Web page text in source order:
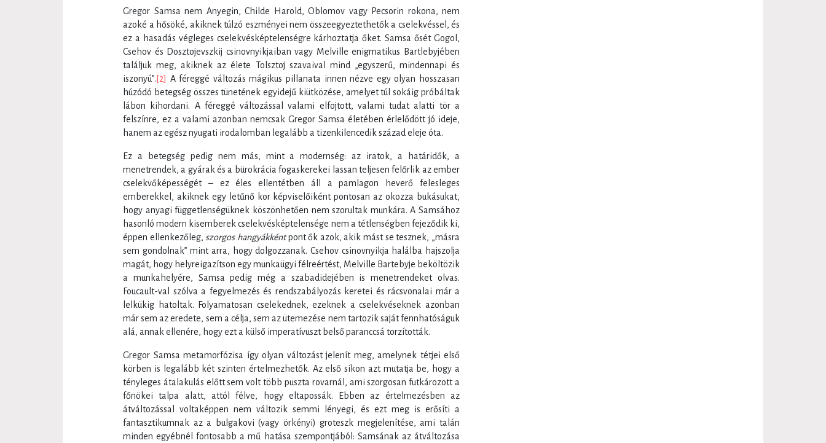
Gregor Samsa nem Anyegin, Childe Harold, Oblomov vagy Pecsorin rokona, nem
azoké a hősöké, akiknek túlzó eszményei nem összeegyeztethetők a cselekvéssel, és
ez a hasadás végleges cselekvésképtelenségre kárhoztatja őket. Samsa ősét Gogol,
Csehov és Dosztojevszkij csinovnyikjaiban vagy Melville enigmatikus Bartlebyjében
találjuk meg, akiknek az élete Tolsztoj szavaival mind „egyszerű, mindennapi és
iszonyú”. [2] A féreggé változás mágikus pillanata innen nézve egy olyan hosszasan
húzódó betegség összes tünetének egyidejű kiütközése, amelyet túl sokáig próbáltak
lábon kihordani. A féreggé változással valami elfojtott, valami tudat alatti tör a
felszínre, ez a valami azonban nemcsak Gregor Samsa életében érlelődött jó ideje,
hanem az egész nyugati irodalomban legalább a tizenkilencedik század eleje óta.
Ez a betegség pedig nem más, mint a modernség: az iratok, a határidők, a
menetrendek, a gyárak és a bürokrácia fogaskerekei lassan teljesen felőrlik az ember
cselekvőképességét – ez éles ellentétben áll a pamlagon heverő felesleges
emberekkel, akiknek egy letűnő kor képviselőiként pontosan az okozza bukásukat,
hogy anyagi függetlenségüknek köszönhetően nem szorultak munkára. A Samsához
hasonló modern kisemberek cselekvésképtelensége nem a tétlenségben fejeződik ki,
éppen ellenkezőleg,szorgos hangyákkéntpont ők azok, akik mást se tesznek, „másra
sem gondolnak” mint arra, hogy dolgozzanak. Csehov csinovnyikja halálba hajszolja
magát, hogy helyreigazítson egy munkaügyi félreértést, Melville Bartebyje beköltözik
a munkahelyére, Samsa pedig még a szabadidejében is menetrendeket olvas.
Foucault-val szólva a fegyelmezés és rendszabályozás keretei és rácsvonalai már a
lelkükig hatoltak. Folyamatosan cselekednek, ezeknek a cselekvéseknek azonban
már sem az eredete, sem a célja, sem az ütemezése nem tartozik saját fennhatóságuk
alá, annak ellenére, hogy ezt a külső imperatívuszt belső paranccsá torzították.
Gregor Samsa metamorfózisa így olyan változást jelenít meg, amelynek tétjei első
körben is legalább két szinten értelmezhetők. Az első síkon azt mutatja be, hogy a
tényleges átalakulás előtt sem volt több puszta rovarnál, ami szorgosan futkározott a
főnökei talpa alatt, attól félve, hogy eltapossák. Ebben az értelmezésben az
átváltozással voltaképpen nem változik semmi lényegi, és ezt meg is erősíti a
fantasztikumnak az a bulgakovi (vagy örkényi) groteszk megjelenítése, ami talán
minden egyébnél fontosabb a mű hatása szempontjából: Samsának az átváltozása